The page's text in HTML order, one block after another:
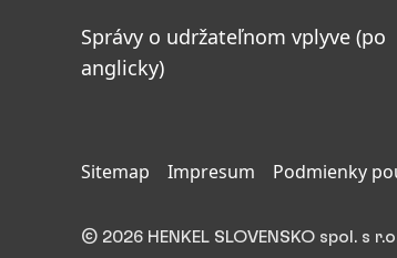
Správy o udržateľnom vplyve (po
anglicky)
Sitemap Impresum Podmienky
© 2026 HENKEL SLOVENSKO spol. s